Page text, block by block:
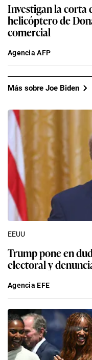
Investigan la corta
helicóptero de
comercial
Agencia AFP
Más sobre Joe Biden
EEUU
Trump pone en
electoral y
Agencia EFE